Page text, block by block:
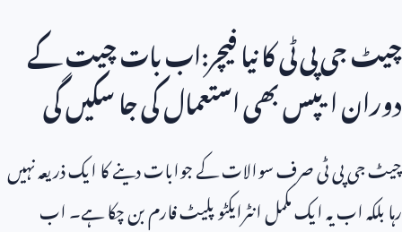
چیٹ جی پی ٹی کا نیا فیچر:اب بات چیت کے
دوران ایپس بھی استعمال کی جا سکیں گی
چیٹ جی پی ٹی صرف سوالات کے جوابات دینے کا ایک ذریعہ نہیں
رہا بلکہ اب یہ ایک مکمل انٹرایکٹو پلیٹ فارم بن چکا ہے۔ اب